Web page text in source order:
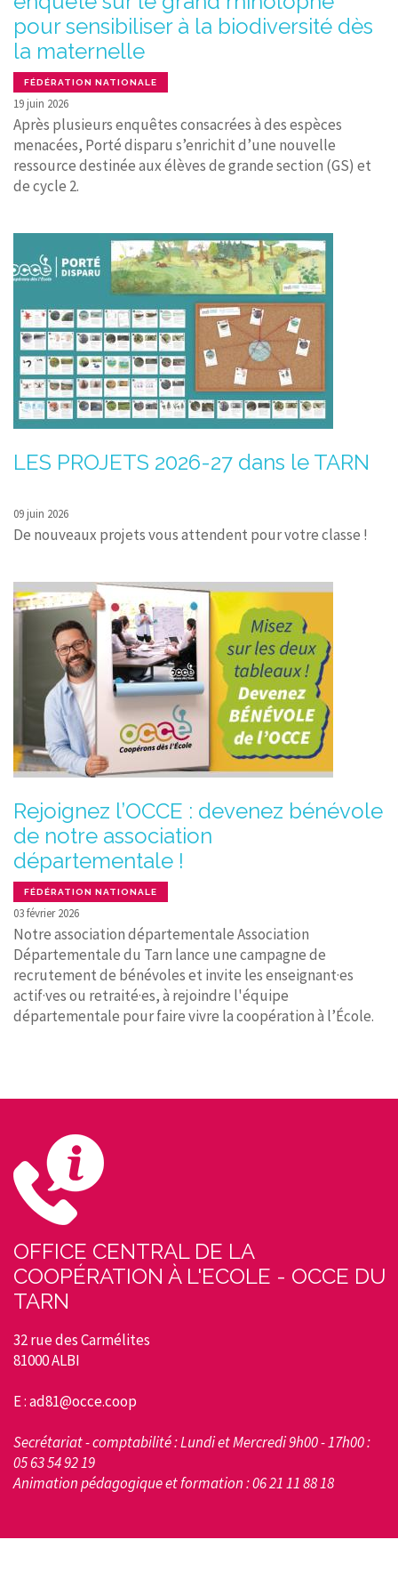
pour sensibiliser à la biodiversité dès
la maternelle
FÉDÉRATION NATIONALE
19 juin 2026
Après plusieurs enquêtes consacrées à des espèces
menacées, Porté disparu s’enrichit d’une nouvelle
ressource destinée aux élèves de grande section (GS) et
de cycle 2.
LES PROJETS 2026-27 dans le TARN
09 juin 2026
De nouveaux projets vous attendent pour votre classe !
Rejoignez l’OCCE : devenez bénévole
de notre association
départementale !
FÉDÉRATION NATIONALE
03 février 2026
Notre association départementale Association
Départementale du Tarn lance une campagne de
recrutement de bénévoles et invite les enseignant·es
actif·ves ou retraité·es, à rejoindre l'équipe
départementale pour faire vivre la coopération à l’École.
OFFICE CENTRAL DE LA
COOPÉRATION À L'ECOLE - OCCE DU
TARN
32 rue des Carmélites
81000 ALBI
E : ad81@occe.coop
Secrétariat - comptabilité : Lundi et Mercredi 9h00 - 17h00 :
05 63 54 92 19
Animation pédagogique et formation : 06 21 11 88 18